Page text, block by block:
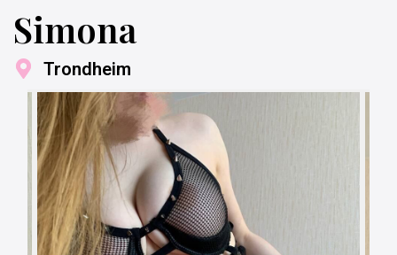
Simona
Trondheim